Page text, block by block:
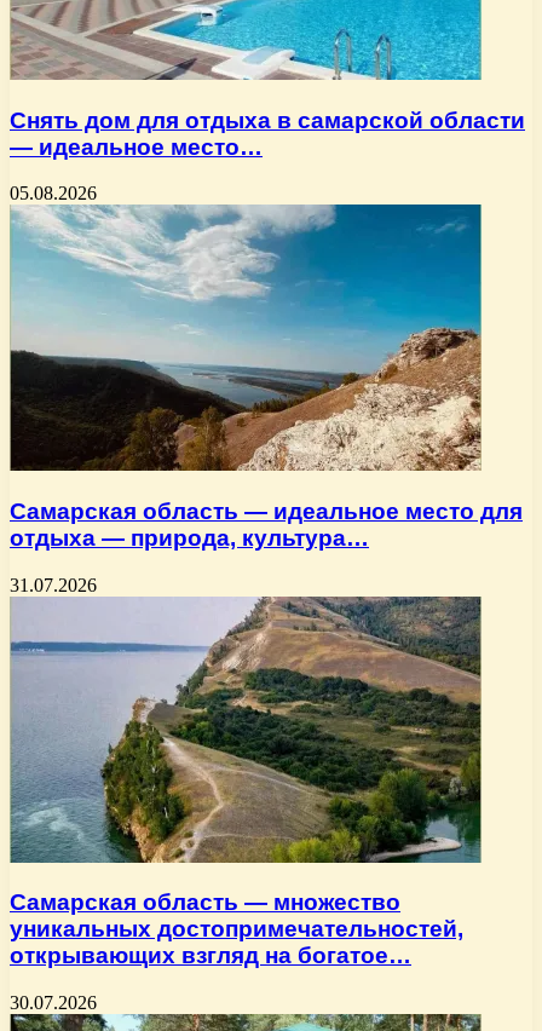
Снять дом для отдыха в самарской области
— идеальное место…
05.08.2026
Самарская область — идеальное место для
отдыха — природа, культура…
31.07.2026
Самарская область — множество
уникальных достопримечательностей,
открывающих взгляд на богатое…
30.07.2026